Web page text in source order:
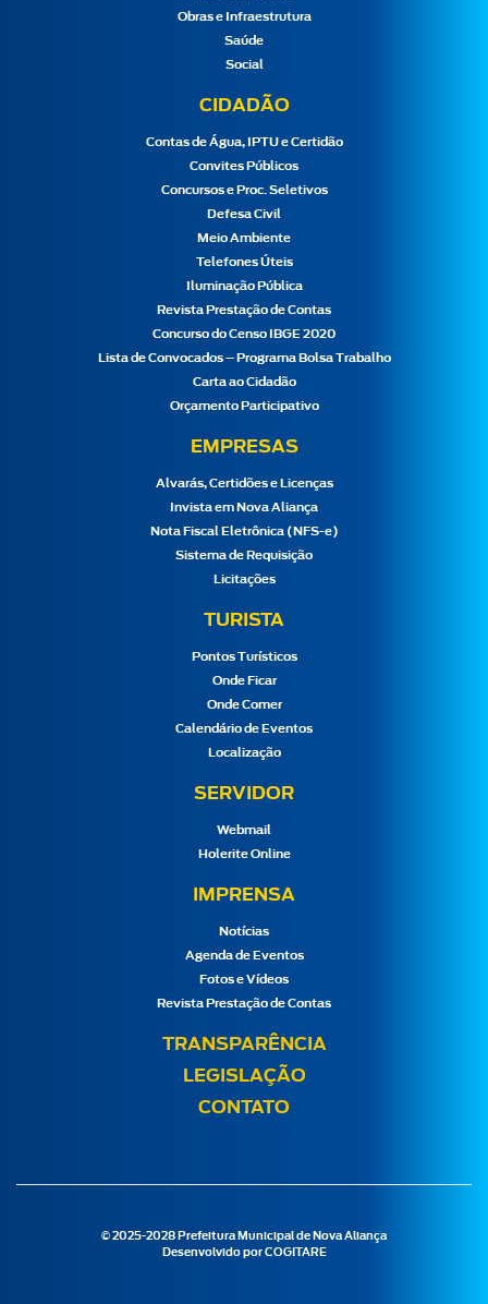
Obras e Infraestrutura
Saúde
Social
CIDADÃO
Contas de Água, IPTU e Certidão
Convites Públicos
Concursos e Proc. Seletivos
Defesa Civil
Meio Ambiente
Telefones Úteis
Iluminação Pública
Revista Prestação de Contas
Concurso do Censo IBGE 2020
Lista de Convocados – Programa Bolsa Trabalho
Carta ao Cidadão
Orçamento Participativo
EMPRESAS
Alvarás, Certidões e Licenças
Invista em Nova Aliança
Nota Fiscal Eletrônica (NFS-e)
Sistema de Requisição
Licitações
TURISTA
Pontos Turísticos
Onde Ficar
Onde Comer
Calendário de Eventos
Localização
SERVIDOR
Webmail
Holerite Online
IMPRENSA
Notícias
Agenda de Eventos
Fotos e Vídeos
Revista Prestação de Contas
TRANSPARÊNCIA
LEGISLAÇÃO
CONTATO
© 2025-2028 Prefeitura Municipal de Nova Aliança
Desenvolvido por COGITARE